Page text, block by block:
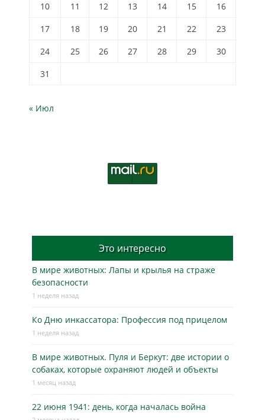
10
11 12 13 14 15
16
17
18 19 20 21 22
23
24
25 26 27 28 29
30
31
« Июл
Это интересно
В мире животных: Лапы и крылья на страже
безопасности
1 неделя назад
Ко Дню инкассатора: Профессия под прицелом
1 неделя назад
В мире животных. Пуля и Беркут: две истории о
собаках, которые охраняют людей и объекты
1 месяц назад
22 июня 1941: день, когда началась война